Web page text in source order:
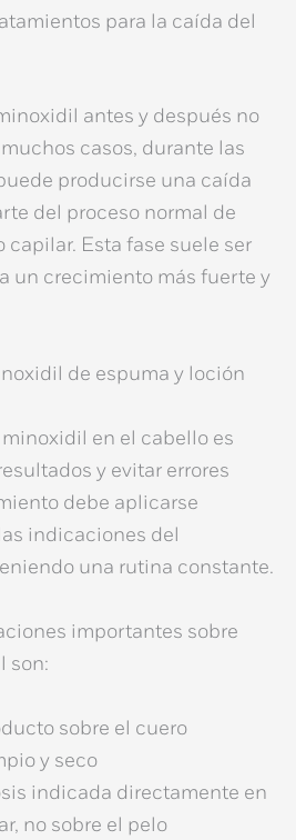
para la caída del
antes y después no
casos, durante las
producirse una caída
del proceso normal de
Esta fase suele ser
un crecimiento más fuerte y
de espuma y loción
en el cabello es
y evitar errores
debe aplicarse
indicaciones del
una rutina constante.
importantes sobre
son:
sobre el cuero
y seco
indicada directamente en
no sobre el pelo